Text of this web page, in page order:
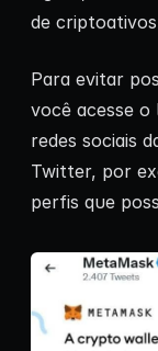
de
Para evitar
você acesse
redes sociais
Twitter, por
perfis que